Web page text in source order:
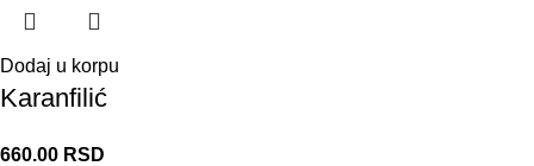
Dodaj u korpu
Karanfilić
660.00 RSD